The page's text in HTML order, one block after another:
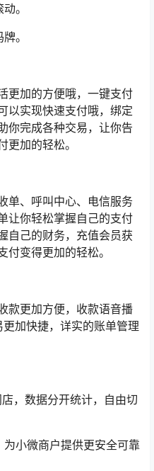
。
。
更加的方便哦，一键支付
以实现快速支付哦，绑定
你完成各种交易，让你告
加的轻松。
单、呼叫中心、电信服务
让你轻松掌握自己的支付
自己的财务，充值会员获
变得更加的轻松。
款更加方便，收款语音播
加快捷，详实的账单管理
，数据分开统计，自由切
小微商户提供更安全可靠